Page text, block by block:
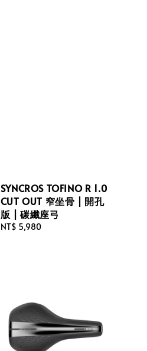
SYNCROS TOFINO R 1.0
CUT OUT 窄坐骨 | 開孔
版 | 碳纖座弓
Regular
NT$ 5,980